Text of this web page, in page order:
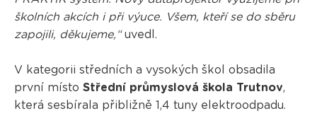
školních akcích i při výuce. Všem, kteří se do sběru
zapojili, děkujeme,“uvedl.
V kategorii středních a vysokých škol obsadila
první místo Střední průmyslová škola Trutnov,
která sesbírala přibližně 1,4 tuny elektroodpadu.